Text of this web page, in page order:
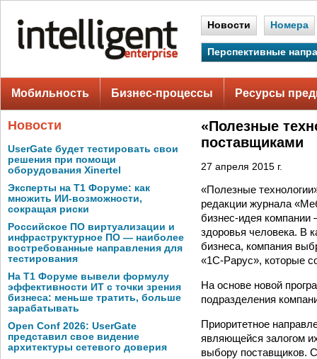
Новости Номера
Перспективные
Мобильность Бизнес-процессы Ресурсы
Новости
UserGate будет тестировать свои
решения при помощи
оборудования Xinertel
Эксперты на Т1 Форуме: как
множить ИИ-возможности,
сокращая риски
Российское ПО виртуализации и
инфраструктурное ПО — наиболее
востребованные направления для
тестирования
На Т1 Форуме вывели формулу
эффективности ИТ с точки зрения
бизнеса: меньше тратить, больше
зарабатывать
Open Conf 2026: UserGate
представил свое видение
архитектуры сетевого доверия
«Полезные
поставщиками
27 апреля 2015 г.
«Полезные
редакции журнала
бизнес-идея компании
здоровья человека. В
бизнеса, компания
«1С-Рарус», которые
На основе новой
подразделения
Приоритетное
являющейся залогом
выбору поставщиков.